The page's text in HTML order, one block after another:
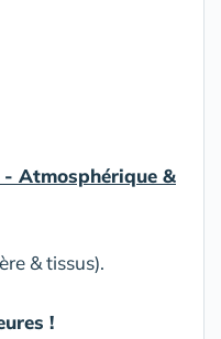
Atmosphérique &
& tissus).
!